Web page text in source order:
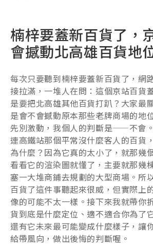
楠梓要蓋新百貨了，
會撼動北高雄百貨地
每次只要聽到楠梓要蓋新百貨了，網
接拉滿，一堆人在問：這個京站百貨
是要把北高雄其他百貨打趴？大家最
是會不會撼動原本那些老牌商場的地
先別激動，我個人的判斷是——不會
連高鐵站那個平常沒什麼客人的百貨
為什麼？因為它真的太小了，就那幾
看看它的渲染圖就懂了，主要就那幾
塞一大堆商鋪去規劃的大型商場。所
百貨了這件事聽起來很威，但實際上
像的可能不太一樣。接下來我就帶你
貨到底是什麼定位、適不適合你為了
還有它未來最可能變成什麼樣子，讓
給帶風向，做出後悔的判斷喔。